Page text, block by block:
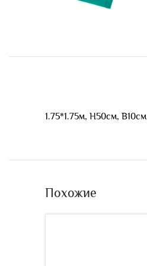
1.75*1.75м, Н50см, В10см
Похожие